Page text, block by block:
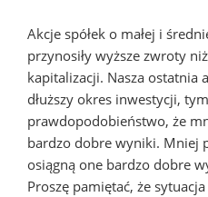
Akcje spółek o małej i
przynosiły wyższe zwroty
kapitalizacji. Nasza ostatnia
dłuższy okres inwestycji,
prawdopodobieństwo, że
bardzo dobre wyniki. Mniej
osiągną one bardzo dobre
Proszę pamiętać, że